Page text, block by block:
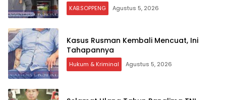
KAB.SOPPENG Agustus 5, 2026
Kasus Rusman Kembali Mencuat, Ini
Tahapannya
Hukum & Kriminal Agustus 5, 2026